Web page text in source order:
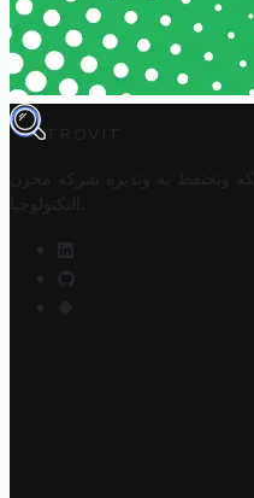
TROVIT
وتحتفظ به وتديره
شركة مخزن
التكنولوجيا